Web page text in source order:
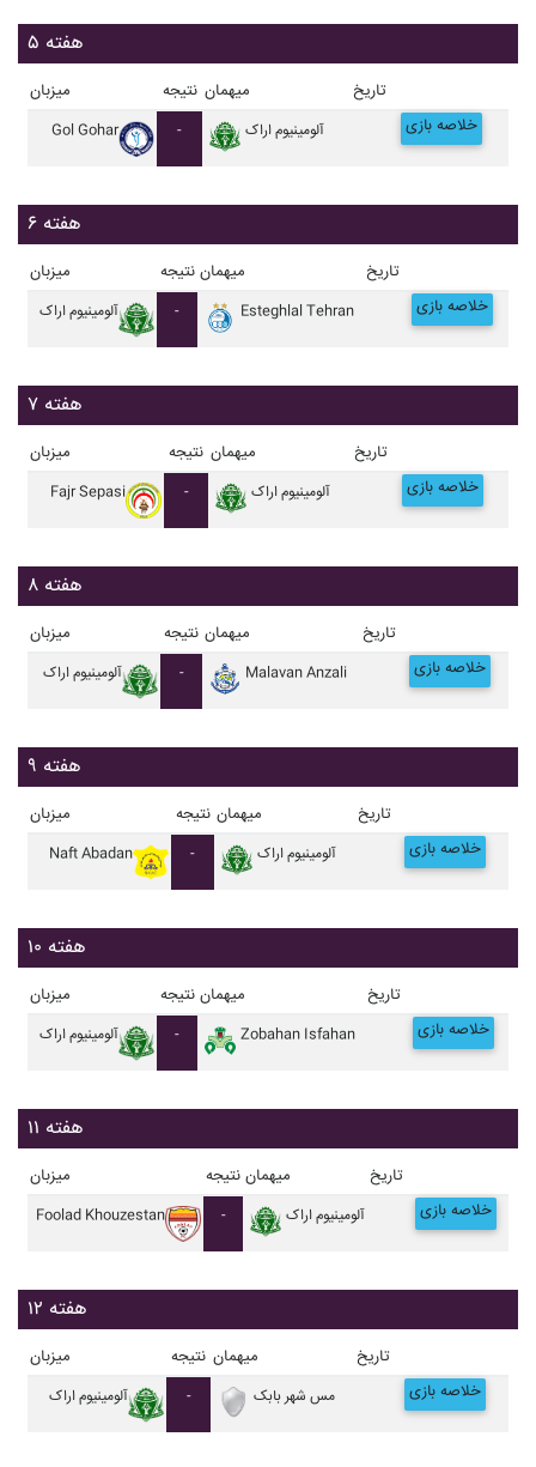
هفته ۵
میزبان نتیجه میهمان تاریخ
Gol Gohar - آلومينيوم اراک خلاصه بازی
هفته ۶
میزبان نتیجه میهمان تاریخ
آلومينيوم اراک - Esteghlal Tehran خلاصه بازی
هفته ۷
میزبان نتیجه میهمان تاریخ
Fajr Sepasi - آلومينيوم اراک خلاصه بازی
هفته ۸
میزبان نتیجه میهمان تاریخ
آلومينيوم اراک - Malavan Anzali خلاصه بازی
هفته ۹
میزبان نتیجه میهمان تاریخ
Naft Abadan - آلومينيوم اراک خلاصه بازی
هفته ۱۰
میزبان نتیجه میهمان تاریخ
آلومينيوم اراک - Zobahan Isfahan خلاصه بازی
هفته ۱۱
میزبان نتیجه میهمان تاریخ
Foolad Khouzestan - آلومينيوم اراک خلاصه بازی
هفته ۱۲
میزبان نتیجه میهمان تاریخ
آلومينيوم اراک - مس شهر بابک خلاصه بازی